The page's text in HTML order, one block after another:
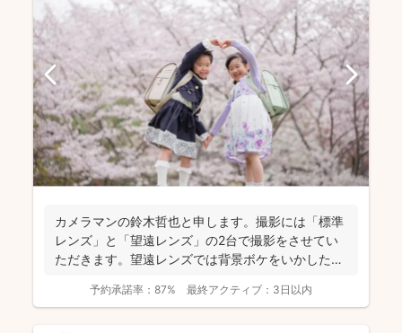
カメラマンの鈴木哲也と申します。撮影には「標準
レンズ」と「望遠レンズ」の2台で撮影をさせてい
ただきます。望遠レンズでは背景ボケをいかしたお
予約承諾率： 87% 最終アクティブ： 3日以内